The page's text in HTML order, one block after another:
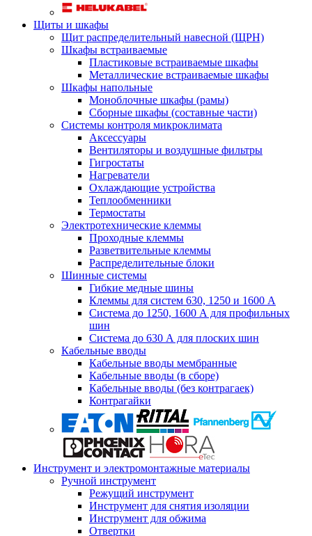
Щиты и шкафы
Щит распределительный навесной (ЩРН)
Шкафы встраиваемые
Пластиковые встраиваемые шкафы
Металлические встраиваемые шкафы
Шкафы напольные
Моноблочные шкафы (рамы)
Сборные шкафы (составные части)
Системы контроля микроклимата
Аксессуары
Вентиляторы и воздушные фильтры
Гигростаты
Нагреватели
Охлаждающие устройства
Теплообменники
Термостаты
Электротехнические клеммы
Проходные клеммы
Разветвительные клеммы
Распределительные блоки
Шинные системы
Гибкие медные шины
Клеммы для систем 630, 1250 и 1600 А
Система до 1250, 1600 А для профильных
шин
Система до 630 А для плоских шин
Кабельные вводы
Кабельные вводы мембранные
Кабельные вводы (в сборе)
Кабельные вводы (без контрагаек)
Контрагайки
Инструмент и электромонтажные материалы
Ручной инструмент
Режущий инструмент
Инструмент для снятия изоляции
Инструмент для обжима
Отвертки